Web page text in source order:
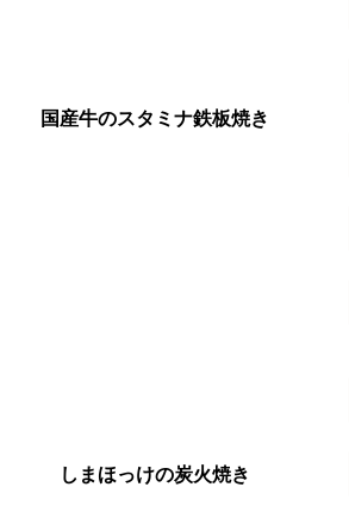
国産牛のスタミナ鉄板焼き
しまほっけの炭火焼き